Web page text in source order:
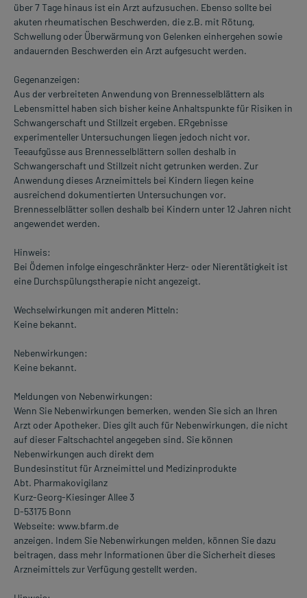
über 7 Tage hinaus ist ein Arzt aufzusuchen. Ebenso sollte bei
akuten rheumatischen Beschwerden, die z.B. mit Rötung,
Schwellung oder Überwärmung von Gelenken einhergehen sowie
andauernden Beschwerden ein Arzt aufgesucht werden.
Gegenanzeigen:
Aus der verbreiteten Anwendung von Brennesselblättern als
Lebensmittel haben sich bisher keine Anhaltspunkte für Risiken in
Schwangerschaft und Stillzeit ergeben. ERgebnisse
experimenteller Untersuchungen liegen jedoch nicht vor.
Teeaufgüsse aus Brennesselblättern sollen deshalb in
Schwangerschaft und Stillzeit nicht getrunken werden. Zur
Anwendung dieses Arzneimittels bei Kindern liegen keine
ausreichend dokumentierten Untersuchungen vor.
Brennesselblätter sollen deshalb bei Kindern unter 12 Jahren nicht
angewendet werden.
Hinweis:
Bei Ödemen infolge eingeschränkter Herz- oder Nierentätigkeit ist
eine Durchspülungstherapie nicht angezeigt.
Wechselwirkungen mit anderen Mitteln:
Keine bekannt.
Nebenwirkungen:
Keine bekannt.
Meldungen von Nebenwirkungen:
Wenn Sie Nebenwirkungen bemerken, wenden Sie sich an Ihren
Arzt oder Apotheker. Dies gilt auch für Nebenwirkungen, die nicht
auf dieser Faltschachtel angegeben sind. Sie können
Nebenwirkungen auch direkt dem
Bundesinstitut für Arzneimittel und Medizinprodukte
Abt. Pharmakovigilanz
Kurz-Georg-Kiesinger Allee 3
D-53175 Bonn
Webseite: www.bfarm.de
anzeigen. Indem Sie Nebenwirkungen melden, können Sie dazu
beitragen, dass mehr Informationen über die Sicherheit dieses
Arzneimittels zur Verfügung gestellt werden.